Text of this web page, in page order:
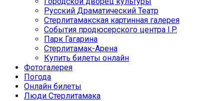
Русский Драматический Театр
Стерлитамакская картинная галерея
События продюсерского центра I.P.
Парк Гагарина
Стерлитамак-Арена
Купить билеты онлайн
Фотогалерея
Погода
Онлайн билеты
Люди Стерлитамака